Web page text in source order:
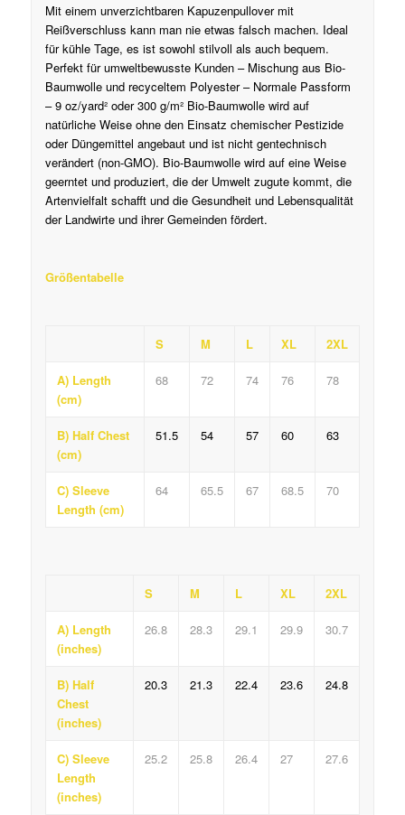
Mit einem unverzichtbaren Kapuzenpullover mit
Reißverschluss kann man nie etwas falsch machen. Ideal
für kühle Tage, es ist sowohl stilvoll als auch bequem.
Perfekt für umweltbewusste Kunden – Mischung aus Bio-
Baumwolle und recyceltem Polyester – Normale Passform
– 9 oz/yard² oder 300 g/m² Bio-Baumwolle wird auf
natürliche Weise ohne den Einsatz chemischer Pestizide
oder Düngemittel angebaut und ist nicht gentechnisch
verändert (non-GMO). Bio-Baumwolle wird auf eine Weise
geerntet und produziert, die der Umwelt zugute kommt, die
Artenvielfalt schafft und die Gesundheit und Lebensqualität
der Landwirte und ihrer Gemeinden fördert.
Größentabelle
S M L XL 2XL
A) Length
(cm)
68 72 74 76 78
B) Half Chest
(cm)
51.5 54 57 60 63
C) Sleeve
Length (cm)
64 65.5 67 68.5 70
S M L XL 2XL
A) Length
(inches)
26.8 28.3 29.1 29.9 30.7
B) Half
Chest
(inches)
20.3 21.3 22.4 23.6 24.8
C) Sleeve
Length
(inches)
25.2 25.8 26.4 27 27.6